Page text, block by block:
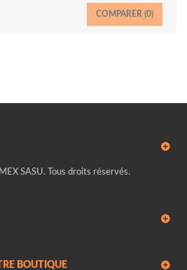
COMPARER (0)
SASU. Tous droits réservés.
BOUTIQUE